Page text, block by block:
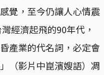
覺，至今仍讓人心情震
經濟起飛的90年代，
產業的代名詞，必定會
（影片中崑濱嫂語）凋